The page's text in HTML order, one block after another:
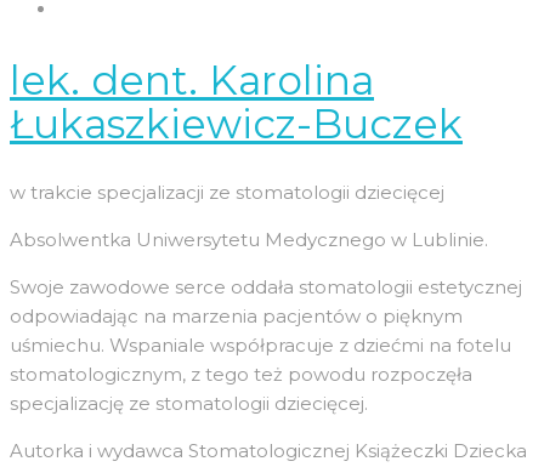
lek. dent. Karolina
Łukaszkiewicz-Buczek
w trakcie specjalizacji ze stomatologii dziecięcej
Absolwentka Uniwersytetu Medycznego w Lublinie.
Swoje zawodowe serce oddała stomatologii estetycznej
odpowiadając na marzenia pacjentów o pięknym
uśmiechu. Wspaniale współpracuje z dziećmi na fotelu
stomatologicznym, z tego też powodu rozpoczęła
specjalizację ze stomatologii dziecięcej.
Autorka i wydawca Stomatologicznej Książeczki Dziecka